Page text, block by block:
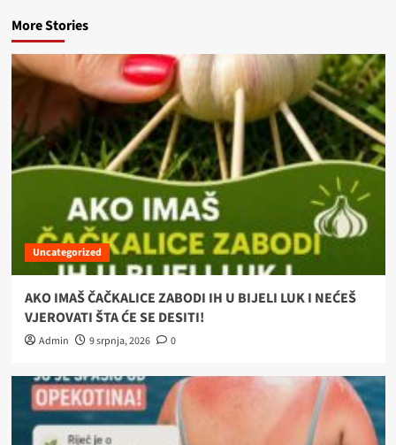
More Stories
Uncategorized
AKO IMAŠ ČAČKALICE ZABODI IH U BIJELI LUK I NEĆEŠ
VJEROVATI ŠTA ĆE SE DESITI!
Admin 9 srpnja, 2026 0